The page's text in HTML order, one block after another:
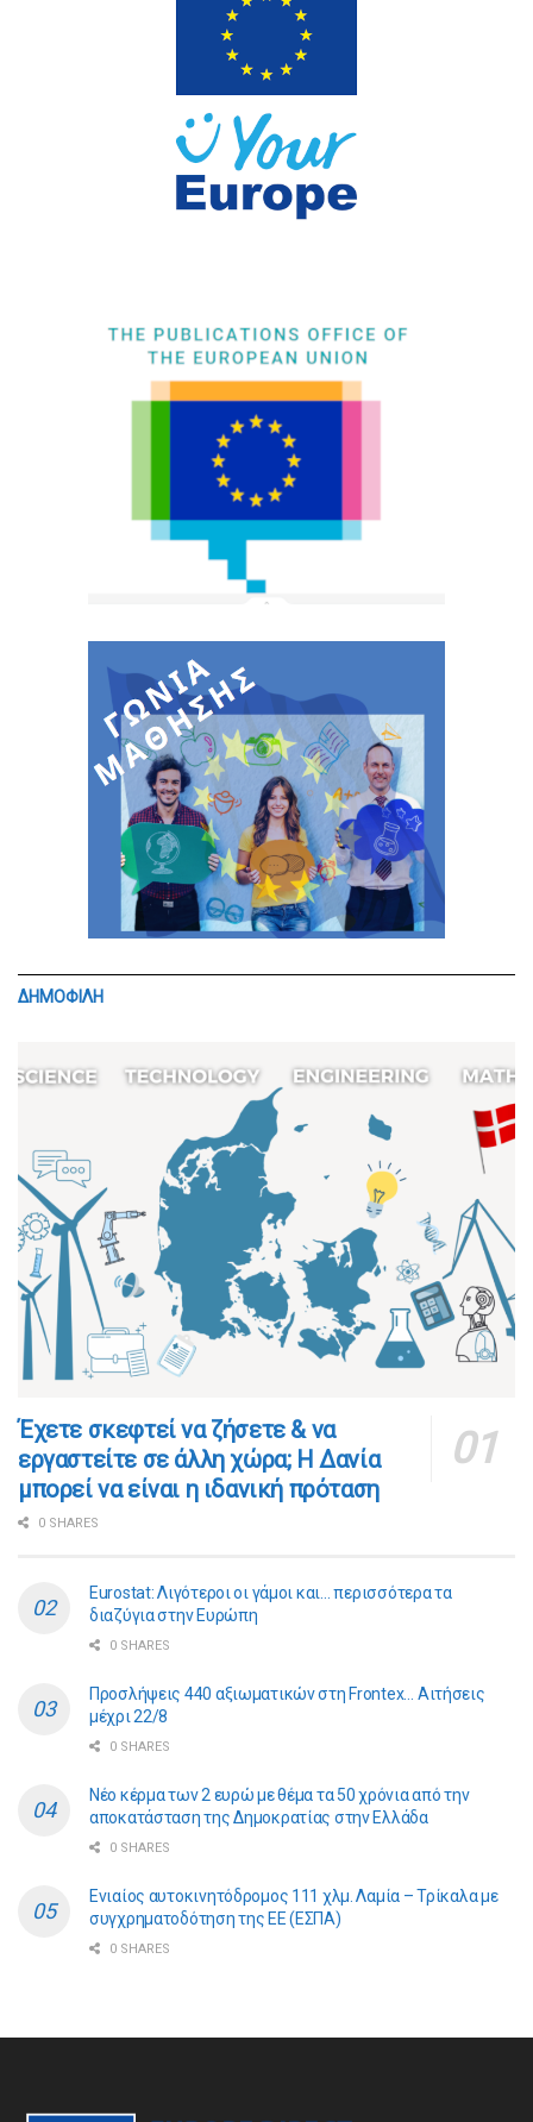
ΔΗΜΟΦΙΛΗ
​​Έχετε σκεφτεί να ζήσετε & να
εργαστείτε σε άλλη χώρα; Η Δανία
μπορεί να είναι η ιδανική πρόταση
0 SHARES
Eurostat: Λιγότεροι οι γάμοι και… περισσότερα τα
διαζύγια στην Ευρώπη
0 SHARES
Προσλήψεις 440 αξιωματικών στη Frontex… Αιτήσεις
μέχρι 22/8
0 SHARES
Νέο κέρμα των 2 ευρώ με θέμα τα 50 χρόνια από την
αποκατάσταση της Δημοκρατίας στην Ελλάδα
0 SHARES
Ενιαίος αυτοκινητόδρομος 111 χλμ. Λαμία – Τρίκαλα με
συγχρηματοδότηση της ΕE (ΕΣΠΑ)
0 SHARES